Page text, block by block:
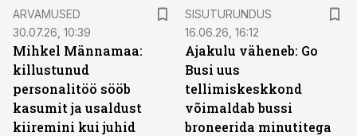
ARVAMUSED
30.07.26, 10:39
Mihkel Männamaa:
killustunud
personalitöö sööb
kasumit ja usaldust
kiiremini kui juhid
SISUTURUNDUS
16.06.26, 16:12
Ajakulu väheneb: Go
Busi uus
tellimiskeskkond
võimaldab bussi
broneerida minutitega